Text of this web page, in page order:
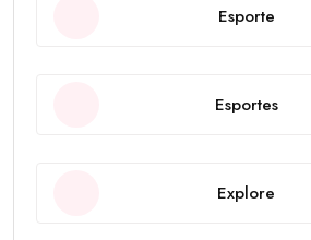
Esporte
Esportes
Explore